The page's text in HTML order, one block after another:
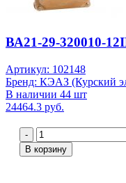
ВА21-29-320010-
Артикул: 102148
Бренд: КЭАЗ (Курский
В наличии 44 шт
24464.3 руб.
-
В корзину